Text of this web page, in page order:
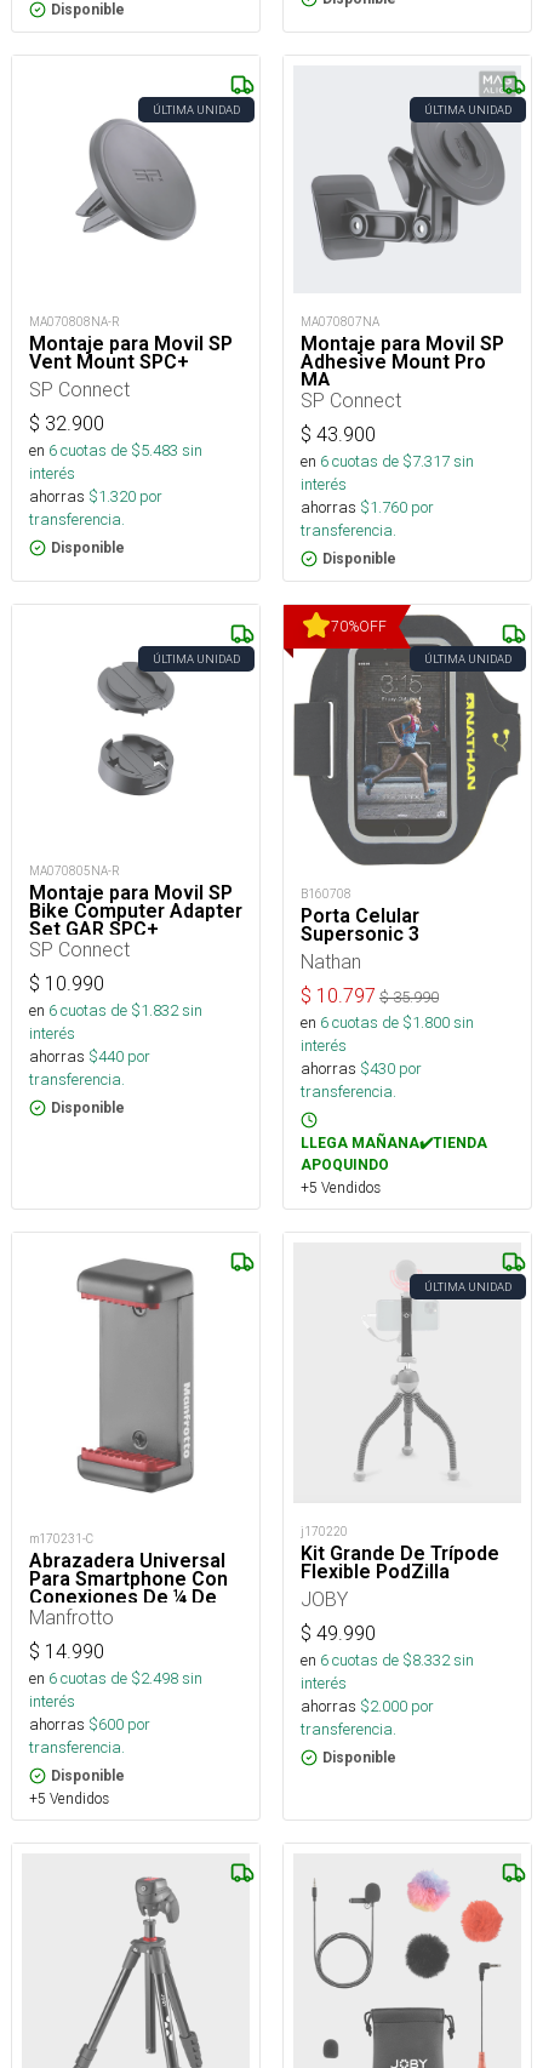
Disponible
ÚLTIMA UNIDAD
MA070808NA-R
Montaje para Movil SP
Vent Mount SPC+
SP Connect
$ 32.900
en 6cuotas de $5.483 sin
interés
ahorras $1.320 por
transferencia.
Disponible
ÚLTIMA UNIDAD
MA070807NA
Montaje para Movil SP
Adhesive Mount Pro
MA
SP Connect
$ 43.900
en 6cuotas de $7.317sin
interés
ahorras $1.760 por
transferencia.
Disponible
ÚLTIMA UNIDAD
MA070805NA-R
Montaje para Movil SP
Bike Computer Adapter
Set GAR SPC+
SP Connect
$ 10.990
en 6cuotas de $1.832sin
interés
ahorras $440 por
transferencia.
Disponible
70%OFF
ÚLTIMA UNIDAD
B160708
Porta Celular
Supersonic 3
Nathan
$ 10.797 $35.990
en 6cuotas de $1.800sin
interés
ahorras $430 por
transferencia.
LLEGA MAÑANA✔️TIENDA
APOQUINDO
+5 Vendidos
m170231-C
Abrazadera Universal
Para Smartphone Con
Conexiones De ¼ De
Rosca
Manfrotto
$ 14.990
en 6cuotas de $2.498sin
interés
ahorras $600 por
transferencia.
Disponible
+5 Vendidos
ÚLTIMA UNIDAD
j170220
Kit Grande De Trípode
Flexible PodZilla
JOBY
$ 49.990
en 6cuotas de $8.332sin
interés
ahorras $2.000 por
transferencia.
Disponible